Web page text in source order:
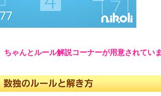
ゃんとルール解説コーナーが用意されてい